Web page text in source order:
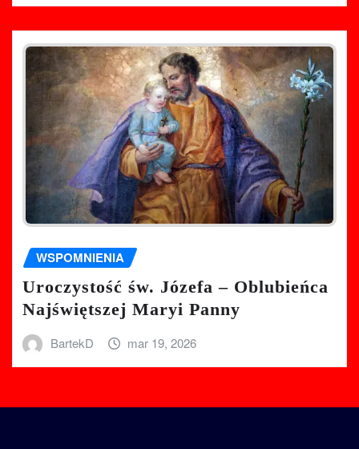
WSPOMNIENIA
Uroczystość św. Józefa – Oblubieńca
Najświętszej Maryi Panny
BartekD mar 19, 2026